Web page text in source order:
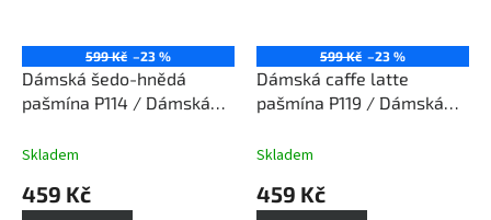
599 Kč –23 %
Dámská šedo-hnědá
pašmína P114 / Dámská
Skladem
459 Kč
599 Kč –23 %
Dámská caffe latte
pašmína P119 / Dámská
Skladem
459 Kč